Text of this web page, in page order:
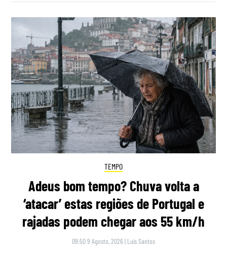
TEMPO
Adeus bom tempo? Chuva volta a
‘atacar’ estas regiões de Portugal e
rajadas podem chegar aos 55 km/h
09:50 9 Agosto, 2026 | Luís Santos